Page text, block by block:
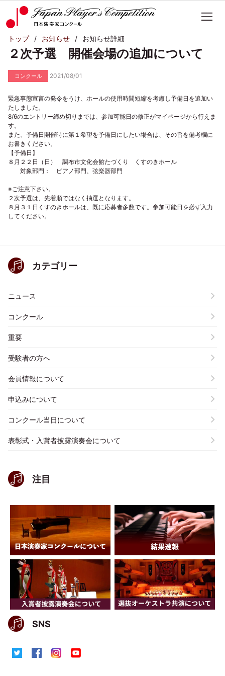
トップ お知らせ お知らせ詳細
２次予選 開催会場の追加について
コンクール 2021/08/01
緊急事態宣言の発令をうけ、ホールの使用時間短縮を考慮し予備日を追加い
たしました。
8/6のエントリー締め切りまでは、参加可能日の修正がマイページから行えま
す。
また、予備日開催時に第１希望を予備日にしたい場合は、その旨を備考欄に
お書きください。
【予備日】
８月２２日（日） 調布市文化会館たづくり くすのきホール
対象部門： ピアノ部門、弦楽器部門
※ご注意下さい。
２次予選は、先着順ではなく抽選となります。
８月３１日くすのきホールは、既に応募者多数です。参加可能日を必ず入力
してください。
カテゴリー
ニュース
コンクール
重要
受験者の方へ
会員情報について
申込みについて
コンクール当日について
表彰式・入賞者披露演奏会について
注目
SNS